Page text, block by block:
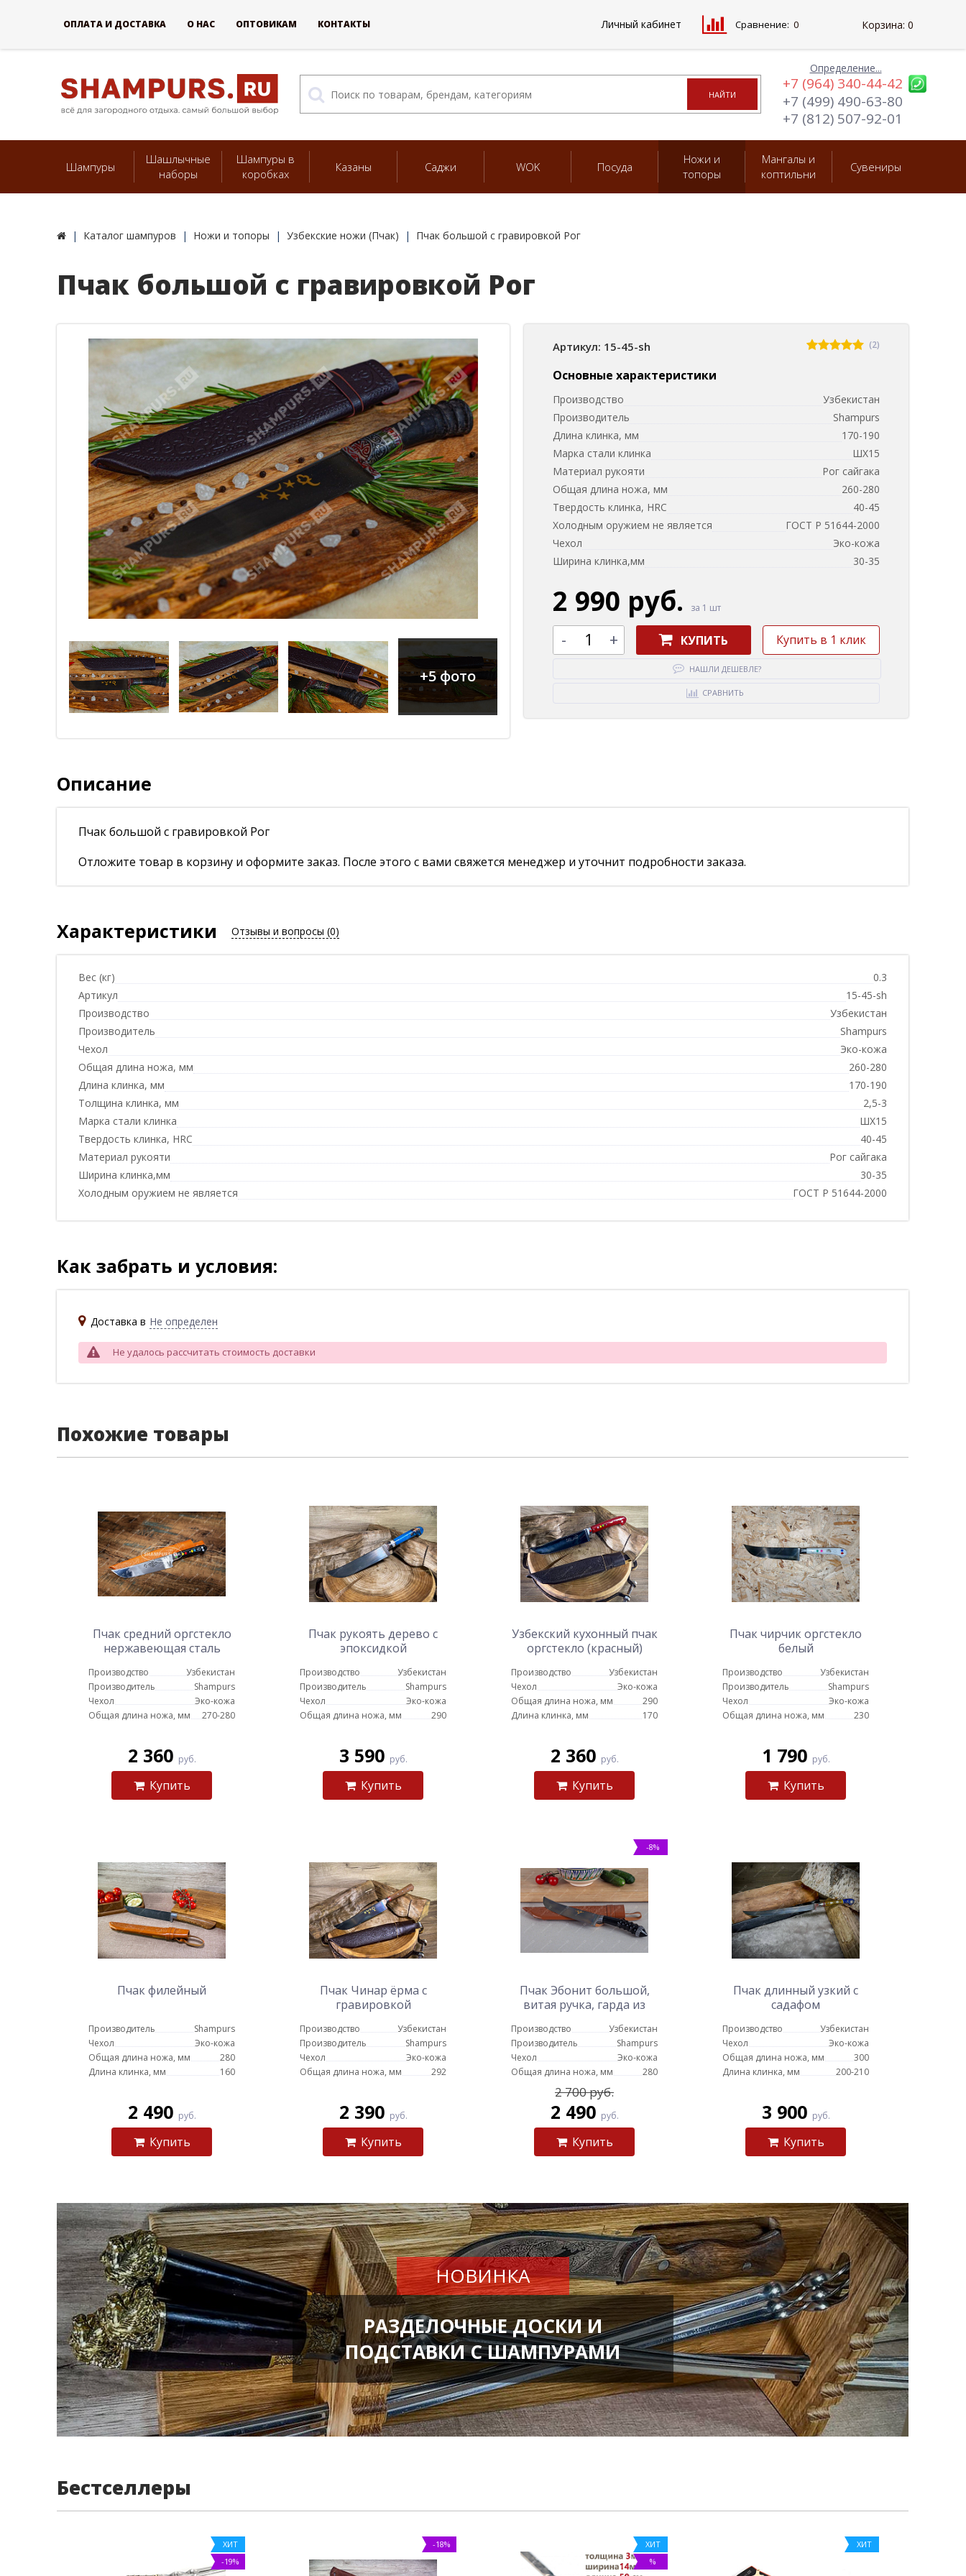
Определение...
+7 (964) 340-44-42
+7 (499) 490-63-80
+7 (812) 507-92-01
Шампуры
Шашлычные
наборы
Шампуры в
коробках
Казаны Саджи WOK Посуда
Ножи и
топоры
Мангалы и
коптильни
Сувениры
Каталог шампуров Ножи и топоры Узбекские ножи (Пчак) Пчак большой с гравировкой Рог
Пчак большой с гравировкой Рог
+5 фото
Артикул: 15-45-sh (2)
Основные характеристики
Производство
Узбекистан
Производитель
Shampurs
Длина клинка, мм
170-190
Марка стали клинка
ШХ15
Материал рукояти
Рог сайгака
Общая длина ножа, мм
260-280
Твердость клинка, HRC
40-45
Холодным оружием не является
ГОСТ Р 51644-2000
Чехол
Эко-кожа
Ширина клинка,мм
30-35
2 990 руб. за 1 шт
- + КУПИТЬ Купить в 1 клик
НАШЛИ ДЕШЕВЛЕ?
СРАВНИТЬ
Описание
Пчак большой с гравировкой Рог
Отложите товар в корзину и оформите заказ. После этого с вами свяжется менеджер и уточнит подробности заказа.
Характеристики Отзывы и вопросы (0)
Вес (кг)
0.3
Артикул
15-45-sh
Производство
Узбекистан
Производитель
Shampurs
Чехол
Эко-кожа
Общая длина ножа, мм
260-280
Длина клинка, мм
170-190
Толщина клинка, мм
2,5-3
Марка стали клинка
ШХ15
Твердость клинка, HRC
40-45
Материал рукояти
Рог сайгака
Ширина клинка,мм
30-35
Холодным оружием не является
ГОСТ Р 51644-2000
Как забрать и условия:
Доставка в Не определен
Не удалось рассчитать стоимость доставки
Похожие товары
Пчак средний оргстекло
нержавеющая сталь
Производство
Узбекистан
Производитель
Shampurs
Чехол
Эко-кожа
Общая длина ножа, мм
270-280
2 360 руб.
Купить
Пчак рукоять дерево с
эпоксидкой
Производство
Узбекистан
Производитель
Shampurs
Чехол
Эко-кожа
Общая длина ножа, мм
290
3 590 руб.
Купить
Узбекский кухонный пчак
оргстекло (красный)
Производство
Узбекистан
Чехол
Эко-кожа
Общая длина ножа, мм
290
Длина клинка, мм
170
2 360 руб.
Купить
Пчак чирчик оргстекло
белый
Производство
Узбекистан
Производитель
Shampurs
Чехол
Эко-кожа
Общая длина ножа, мм
230
1 790 руб.
Купить
Пчак филейный
Производитель
Shampurs
Чехол
Эко-кожа
Общая длина ножа, мм
280
Длина клинка, мм
160
2 490 руб.
Купить
Пчак Чинар ёрма с
гравировкой
Производство
Узбекистан
Производитель
Shampurs
Чехол
Эко-кожа
Общая длина ножа, мм
292
2 390 руб.
Купить
-8%
Пчак Эбонит большой,
витая ручка, гарда из
Производство
Узбекистан
Производитель
Shampurs
Чехол
Эко-кожа
Общая длина ножа, мм
280
2 700 руб.
2 490 руб.
Купить
Пчак длинный узкий с
садафом
Производство
Узбекистан
Чехол
Эко-кожа
Общая длина ножа, мм
300
Длина клинка, мм
200-210
3 900 руб.
Купить
НОВИНКА
РАЗДЕЛОЧНЫЕ ДОСКИ И
ПОДСТАВКИ С ШАМПУРАМИ
Бестселлеры
ХИТ
-19%
-18%
ХИТ
%
ХИТ
ОПЛАТА И ДОСТАВКА О НАС ОПТОВИКАМ КОНТАКТЫ Личный кабинет Сравнение: 0 Корзина: 0